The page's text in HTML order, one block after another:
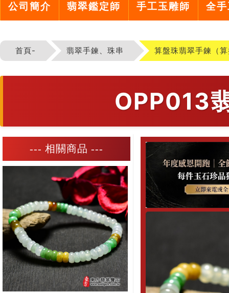
公司簡介 翡翠鑑定師 手工玉雕師 全
首頁- 翡翠手鍊、珠串 算盤珠翡翠手鍊（
OPP013
--- 相關商品 ---